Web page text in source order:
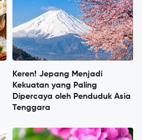
Keren! Jepang Menjadi
Kekuatan yang Paling
Dipercaya oleh Penduduk Asia
Tenggara